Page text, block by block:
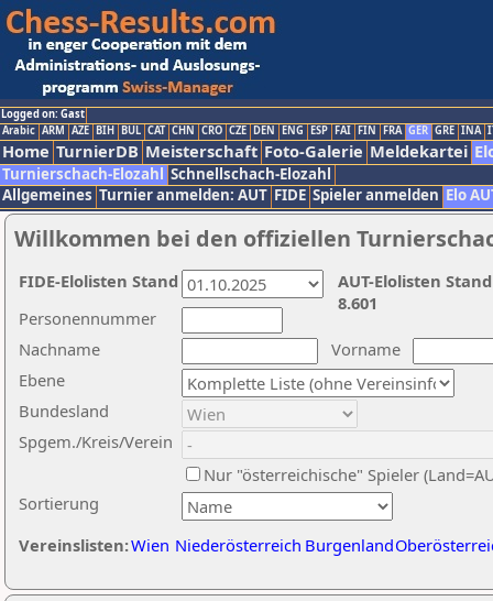
Logged on: Gast
Arabic ARM AZE BIH BUL CAT CHN CRO CZE DEN ENG ESP FAI FIN FRA GER GRE INA
Home TurnierDB Meisterschaft Foto-Galerie Meldekartei
Turnierschach-Elozahl Schnellschach-Elozahl
Allgemeines Turnier anmelden: AUT FIDE Spieler anmelden Elo
Willkommen bei den offiziellen
Nachname
Vorname
Ebene
Sortierung
Personennummer
Bundesland
Spgem./Kreis/Verein
Nur "österreichische" Spieler
Vereinslisten:Wien Niederösterreich Burgenland
AUT-Elolisten
8.601
FIDE-Elolisten Stand